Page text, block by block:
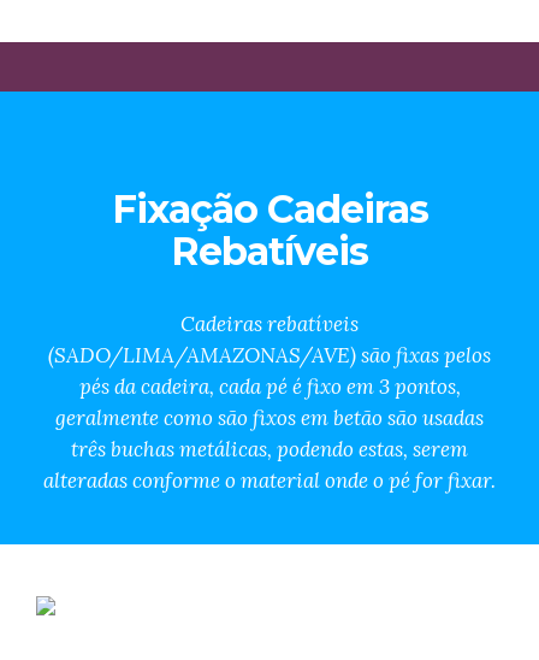
Fixação Cadeiras
Rebatíveis
Cadeiras rebatíveis
(SADO/LIMA/AMAZONAS/AVE) são fixas pelos
pés da cadeira, cada pé é fixo em 3 pontos,
geralmente como são fixos em betão são usadas
três buchas metálicas, podendo estas, serem
alteradas conforme o material onde o pé for fixar.